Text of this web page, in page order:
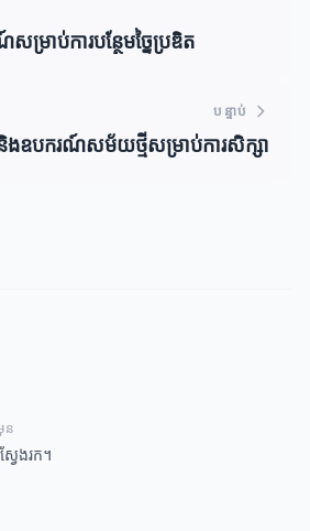
ាប់ការបន្ថែមច្នៃប្រឌិត
បន្ទាប់
ឧបករណ៍សម័យថ្មីសម្រាប់ការសិក្សា
ន
វែងរក។